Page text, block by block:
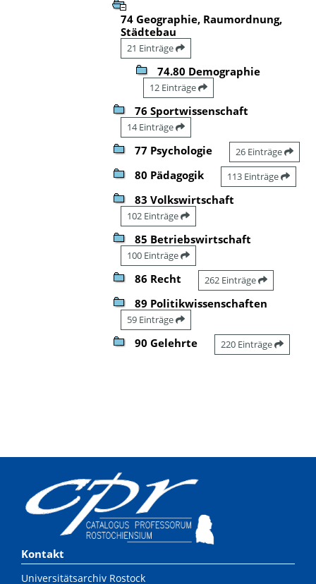
74 Geographie, Raumordnung,
Städtebau
21 Einträge
74.80 Demographie
12 Einträge
76 Sportwissenschaft
14 Einträge
77 Psychologie 26 Einträge
80 Pädagogik 113 Einträge
83 Volkswirtschaft
102 Einträge
85 Betriebswirtschaft
100 Einträge
86 Recht 262 Einträge
89 Politikwissenschaften
59 Einträge
90 Gelehrte 220 Einträge
Kontakt
Universitätsarchiv Rostock